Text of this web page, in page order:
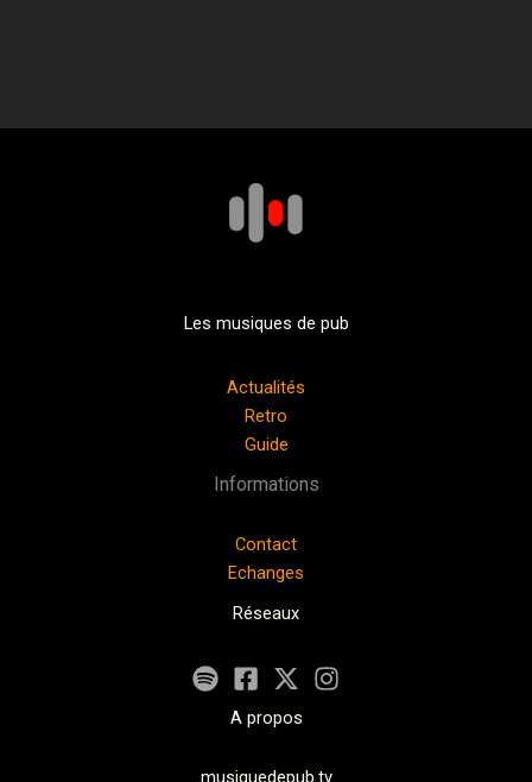
Les musiques de pub
Actualités
Retro
Guide
Informations
Contact
Echanges
Réseaux
A propos
musiquedepub.tv